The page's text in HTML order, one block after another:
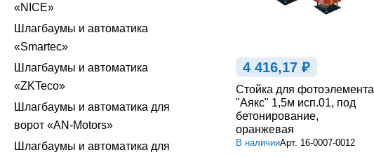
4 416,17 ₽
Стойка для фотоэлемента
"Аякс" 1,5м исп.01, под
бетонирование,
оранжевая
В наличииАрт. 16-0007-0012
«NICE»
Шлагбаумы и автоматика
«Smartec»
Шлагбаумы и автоматика
«ZKTeco»
Шлагбаумы и автоматика для
ворот «AN-Motors»
Шлагбаумы и автоматика для